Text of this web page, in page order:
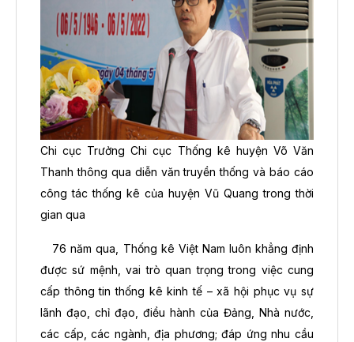
Chi cục Trưởng Chi cục Thống kê huyện Võ Văn
Thanh thông qua diễn văn truyền thống và báo cáo
công tác thống kê của huyện Vũ Quang trong thời
gian qua
76 năm qua, Thống kê Việt Nam luôn khẳng định
được sứ mệnh, vai trò quan trọng trong việc cung
cấp thông tin thống kê kinh tế – xã hội phục vụ sự
lãnh đạo, chỉ đạo, điều hành của Đảng, Nhà nước,
các cấp, các ngành, địa phương; đáp ứng nhu cầu